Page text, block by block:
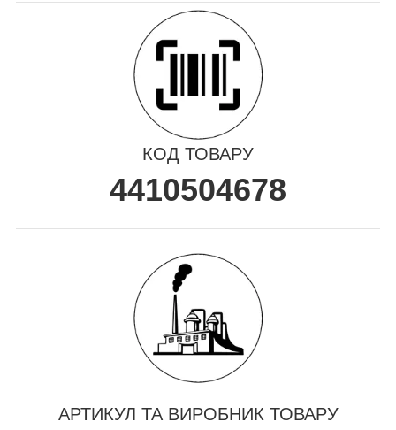
КОД ТОВАРУ
4410504678
АРТИКУЛ ТА ВИРОБНИК ТОВАРУ